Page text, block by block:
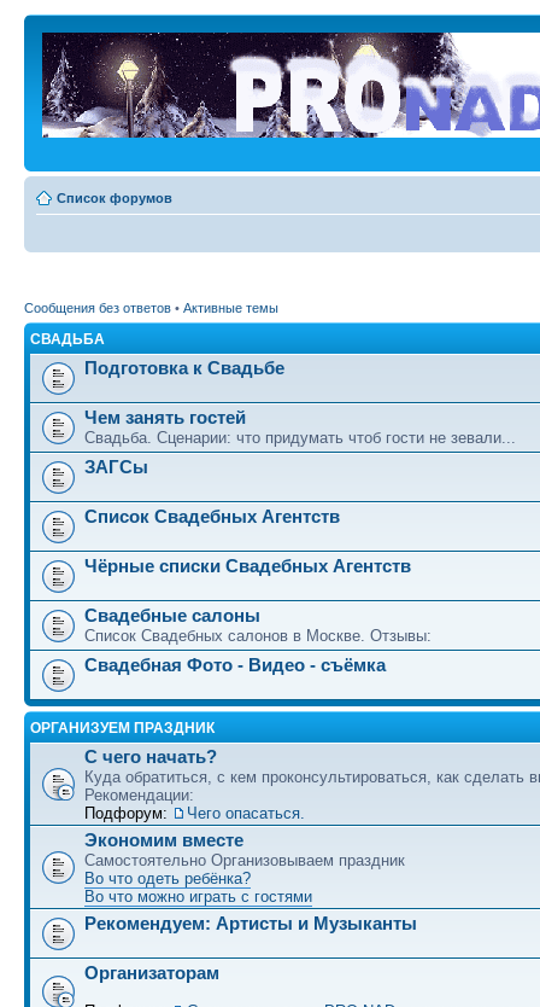
Список форумов
Сообщения без ответов • Активные темы
СВАДЬБА
Подготовка к Свадьбе
Чем занять гостей
Свадьба. Сценарии: что придумать чтоб гости не зевали...
ЗАГСы
Список Свадебных Агентств
Чёрные списки Свадебных Агентств
Свадебные салоны
Список Свадебных салонов в Москве. Отзывы:
Свадебная Фото - Видео - съёмка
ОРГАНИЗУЕМ ПРАЗДНИК
С чего начать?
Куда обратиться, с кем проконсультироваться, как сделать
Рекомендации:
Подфорум:
Чего опасаться.
Экономим вместе
Самостоятельно Организовываем праздник
Во что одеть ребёнка?
Во что можно играть с гостями
Рекомендуем: Артисты и Музыканты
Организаторам